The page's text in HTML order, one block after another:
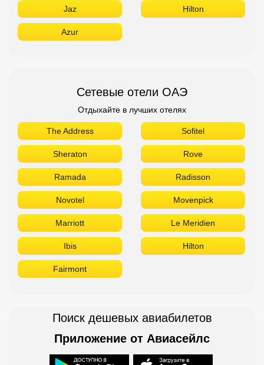
Jaz Hilton
Azur
Сетевые отели ОАЭ
Отдыхайте в лучших отелях
The Address Sofitel
Sheraton Rove
Ramada Radisson
Novotel Movenpick
Marriott Le Meridien
Ibis Hilton
Fairmont
Поиск дешевых авиабилетов
Приложение от Авиасейлс